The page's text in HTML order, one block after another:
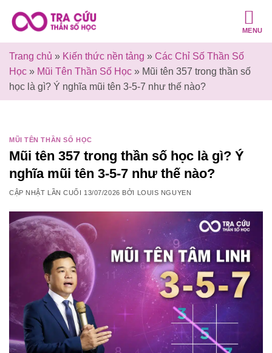
qua
dung
MENU
Trang chủ » Kiến thức nền tảng » Các Chỉ Số Thần Số
Học » Mũi Tên Thần Số Học » Mũi tên 357 trong thần số
học là gì? Ý nghĩa mũi tên 3-5-7 như thế nào?
MŨI TÊN THẦN SỐ HỌC
Mũi tên 357 trong thần số học là gì? Ý
nghĩa mũi tên 3-5-7 như thế nào?
CẬP NHẬT LẦN CUỐI 13/07/2026 BỞI LOUIS NGUYEN